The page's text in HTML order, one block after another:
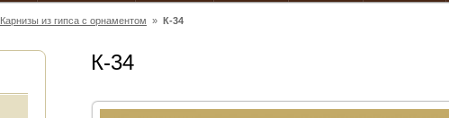
Карнизы из гипса c орнаментом » К-34
К-34